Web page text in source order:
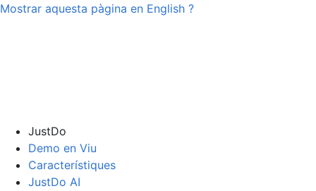
Mostrar aquesta pàgina en English ?
JustDo
Demo en Viu
Característiques
JustDo AI